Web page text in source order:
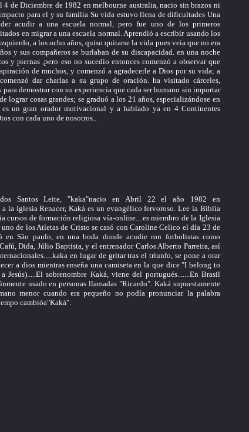
de Diciembre de 1982 en melbourne australia, nacio sin brazos ni
para el y su familia Su vida estuvo llena de dificultades Una
acudir a una escuela normal, pero fue uno de los primeros
en migrar a una escuela normal. Aprendió a escribir usando los
a los ocho años, quiso quitarse la vida pues veia que no era
y sus compañeros se burlaban de su discapacidad. en una noche
y piernas ,pero eso no sucedio entonces comenzó a observar que
de muchos, y comenzó a agradecerle a Dios por su vida; a
dar charlas a su grupo de oración. ha visitado cárceles,
para demostrar con su experiencia que cada ser humano sin importar
lograr cosas grandes; se graduó a los 21 años, especializándose en
un gran orador motivacional y a hablado ya en 4 Continentes
con cada uno de nosotros..
dos Santos Leite, "kaka"nacio en Abril 22 el año 1982 en
a la Iglesia Renacer, Kaká es un evangélico fervoroso. Lee la Biblia
cursos de formación religiosa vía-online....es miembro de la Iglesia
de los Atletas de Cristo se casó con Caroline Celico el día 23 de
en São paulo, en una boda donde acudie ron futbolistas como
Dida, Júlio Baptista, y el entrenador Carlos Alberto Parreira, así
en lugar de gritar tras el triunfo, se pone a orar
a dios mientras enseña una camiseta en la que dice "I belong to
Jesús).....El sobrenombre Kaká, viene del portugués.......En Brasil
usado en personas llamadas "Ricardo". Kaká supuestamente
menor cuando era pequeño no podía pronunciar la palabra
cambióa"Kaká".